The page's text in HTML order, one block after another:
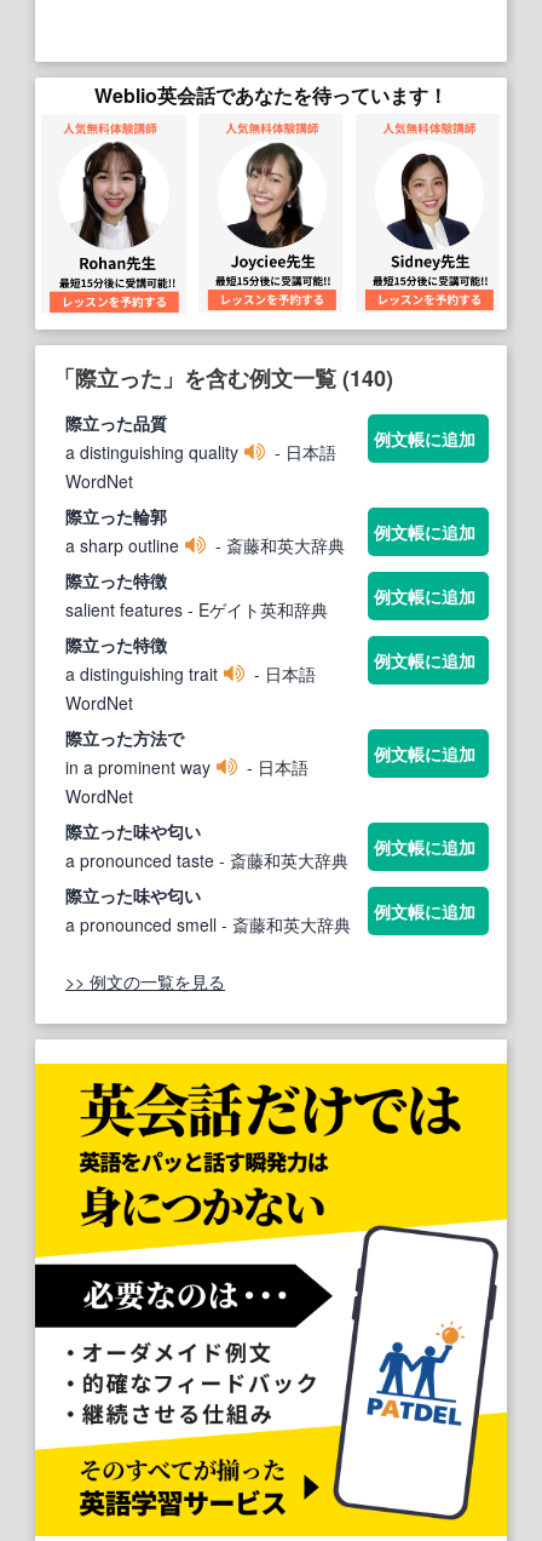
Weblio英会話であなたを待っています！
「際立った」を含む例文一覧 (140)
際立った品質
a distinguishing quality
- 日本語
WordNet
例文帳に追加
際立った輪郭
a sharp outline
- 斎藤和英大辞典
例文帳に追加
際立った特徴
salient features - Eゲイト英和辞典
例文帳に追加
際立った特徴
a distinguishing trait
- 日本語
WordNet
例文帳に追加
際立った方法で
in a prominent way
- 日本語
WordNet
例文帳に追加
際立った味や匂い
a pronounced taste - 斎藤和英大辞典
例文帳に追加
際立った味や匂い
a pronounced smell - 斎藤和英大辞典
例文帳に追加
>> 例文の一覧を見る